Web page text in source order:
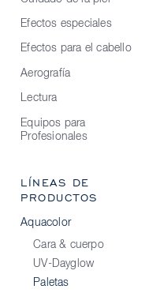
Efectos especiales
Efectos para el cabello
Aerografía
Lectura
Equipos para
Profesionales
LÍNEAS DE
PRODUCTOS
Aquacolor
Cara & cuerpo
UV-Dayglow
Paletas